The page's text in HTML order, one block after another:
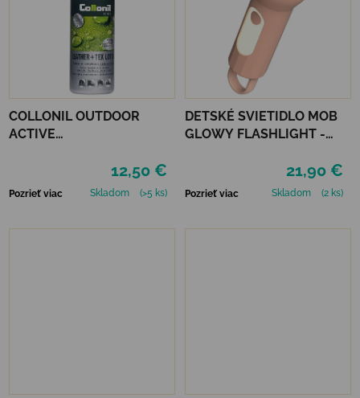
COLLONIL OUTDOOR
ACTIVE
12,50 €
Pozrieť viac Skladom (>5 ks)
DETSKÉ SVIETIDLO MOB
GLOWY FLASHLIGHT -
21,90 €
Pozrieť viac Skladom (2 ks)